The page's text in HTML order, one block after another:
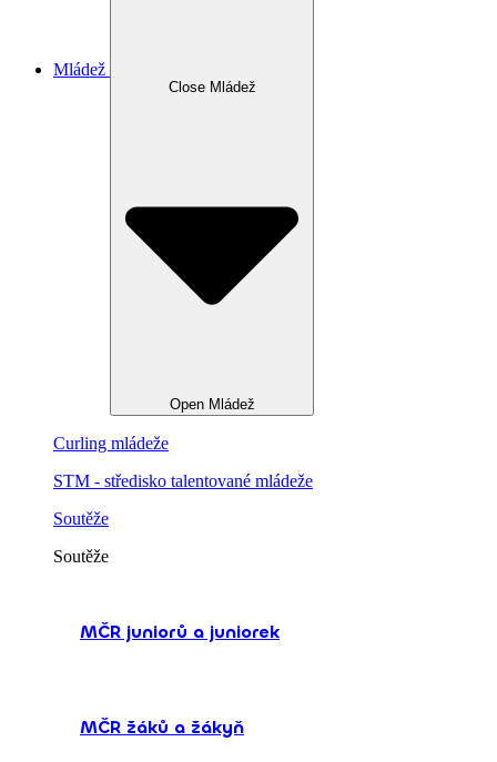
Mládež
Close Mládež
Open Mládež
Curling mládeže
STM - středisko talentované mládeže
Soutěže
Soutěže
MČR juniorů a juniorek
MČR žáků a žákyň